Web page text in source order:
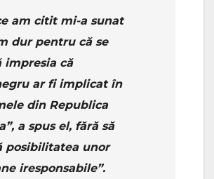
am citit mi-a sunat
dur pentru că se
impresia că
ar fi implicat în
din Republica
a spus el, fără să
posibilitatea unor
iresponsabile”.